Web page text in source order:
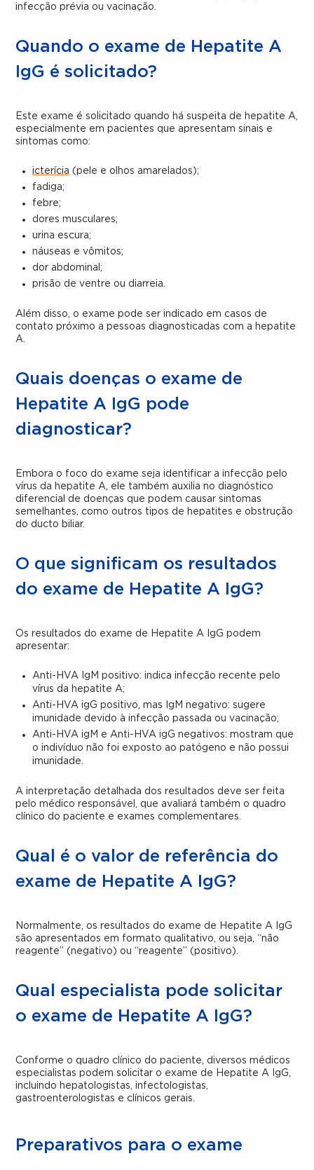
infecção prévia ou vacinação.
Quando o exame de Hepatite A
IgG é solicitado?
Este exame é solicitado quando há suspeita de hepatite A,
especialmente em pacientes que apresentam sinais e
sintomas como:
icterícia (pele e olhos amarelados);
fadiga;
febre;
dores musculares;
urina escura;
náuseas e vômitos;
dor abdominal;
prisão de ventre ou diarreia.
Além disso, o exame pode ser indicado em casos de
contato próximo a pessoas diagnosticadas com a hepatite
A.
Quais doenças o exame de
Hepatite A IgG pode
diagnosticar?
Embora o foco do exame seja identificar a infecção pelo
vírus da hepatite A, ele também auxilia no diagnóstico
diferencial de doenças que podem causar sintomas
semelhantes, como outros tipos de hepatites e obstrução
do ducto biliar.
O que significam os resultados
do exame de Hepatite A IgG?
Os resultados do exame de Hepatite A IgG podem
apresentar:
Anti-HVA IgM positivo: indica infecção recente pelo
vírus da hepatite A;
Anti-HVA igG positivo, mas IgM negativo: sugere
imunidade devido à infecção passada ou vacinação;
Anti-HVA igM e Anti-HVA igG negativos: mostram que
o indivíduo não foi exposto ao patógeno e não possui
imunidade.
A interpretação detalhada dos resultados deve ser feita
pelo médico responsável, que avaliará também o quadro
clínico do paciente e exames complementares.
Qual é o valor de referência do
exame de Hepatite A IgG?
Normalmente, os resultados do exame de Hepatite A IgG
são apresentados em formato qualitativo, ou seja, “não
reagente” (negativo) ou “reagente” (positivo).
Qual especialista pode solicitar
o exame de Hepatite A IgG?
Conforme o quadro clínico do paciente, diversos médicos
especialistas podem solicitar o exame de Hepatite A IgG,
incluindo hepatologistas, infectologistas,
gastroenterologistas e clínicos gerais.
Preparativos para o exame